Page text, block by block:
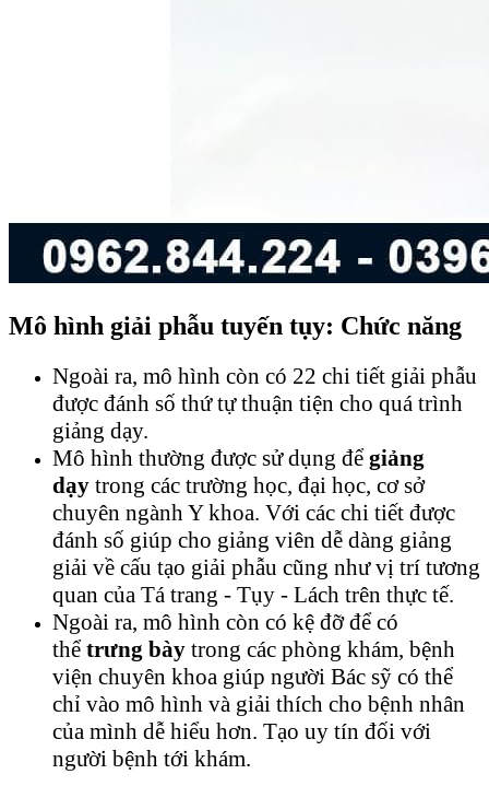
Mô hình giải phẫu tuyến tụy: Chức năng
Ngoài ra, mô hình còn có 22 chi tiết giải phẫu
được đánh số thứ tự thuận tiện cho quá trình
giảng dạy.
Mô hình thường được sử dụng đểgiảng
dạy trong các trường học, đại học, cơ sở
chuyên ngành Y khoa. Với các chi tiết được
đánh số giúp cho giảng viên dễ dàng giảng
giải về cấu tạo giải phẫu cũng như vị trí tương
quan của Tá trang - Tụy - Lách trên thực tế.
Ngoài ra, mô hình còn có kệ đỡ để có
thểtrưng bày trong các phòng khám, bệnh
viện chuyên khoa giúp người Bác sỹ có thể
chỉ vào mô hình và giải thích cho bệnh nhân
của mình dễ hiểu hơn. Tạo uy tín đối với
người bệnh tới khám.